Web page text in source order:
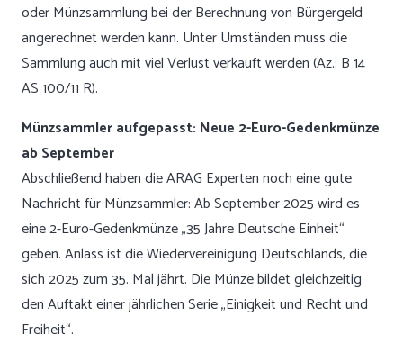
oder Münzsammlung bei der Berechnung von Bürgergeld
angerechnet werden kann. Unter Umständen muss die
Sammlung auch mit viel Verlust verkauft werden (Az.: B 14
AS 100/11 R).
Münzsammler aufgepasst: Neue 2-Euro-Gedenkmünze
ab September
Abschließend haben die ARAG Experten noch eine gute
Nachricht für Münzsammler: Ab September 2025 wird es
eine 2-Euro-Gedenkmünze „35 Jahre Deutsche Einheit“
geben. Anlass ist die Wiedervereinigung Deutschlands, die
sich 2025 zum 35. Mal jährt. Die Münze bildet gleichzeitig
den Auftakt einer jährlichen Serie „Einigkeit und Recht und
Freiheit“.